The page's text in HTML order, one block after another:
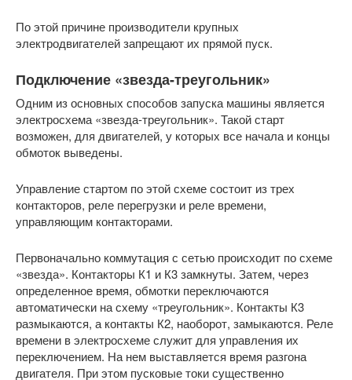
По этой причине производители крупных
электродвигателей запрещают их прямой пуск.
Подключение «звезда-треугольник»
Одним из основных способов запуска машины является
электросхема «звезда-треугольник». Такой старт
возможен, для двигателей, у которых все начала и концы
обмоток выведены.
Управление стартом по этой схеме состоит из трех
контакторов, реле перегрузки и реле времени,
управляющим контакторами.
Первоначально коммутация с сетью происходит по схеме
«звезда». Контакторы К1 и К3 замкнуты. Затем, через
определенное время, обмотки переключаются
автоматически на схему «треугольник». Контакты К3
размыкаются, а контакты К2, наоборот, замыкаются. Реле
времени в электросхеме служит для управления их
переключением. На нем выставляется время разгона
двигателя. При этом пусковые токи существенно